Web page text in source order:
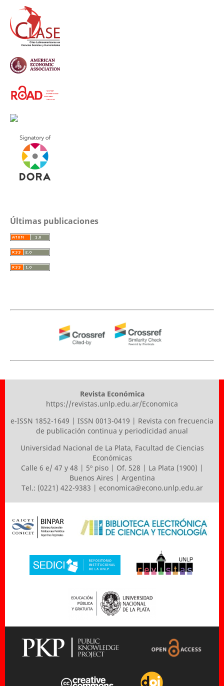
Últimas publicaciones
Revista Económica
https://revistas.unlp.edu.ar/Economica
e-ISSN 1852-1649 | ISSN 0013-0419 | Revista con frecuencia
de publicación continua y periodicidad anual
Universidad Nacional de La Plata, Facultad de Ciencias
Económicas
Calle 6 e/ 47 y 48 | 5º piso | Of. 528 | La Plata (1900) |
Buenos Aires | Argentina
Tel.: (0221) 422-9383 | economica@econo.unlp.edu.ar